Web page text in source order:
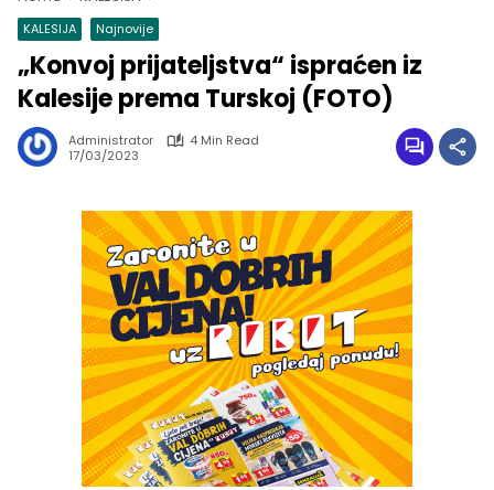
KALESIJA Najnovije
„Konvoj prijateljstva“ ispraćen iz
Kalesije prema Turskoj (FOTO)
Administrator
4 Min Read
17/03/2023